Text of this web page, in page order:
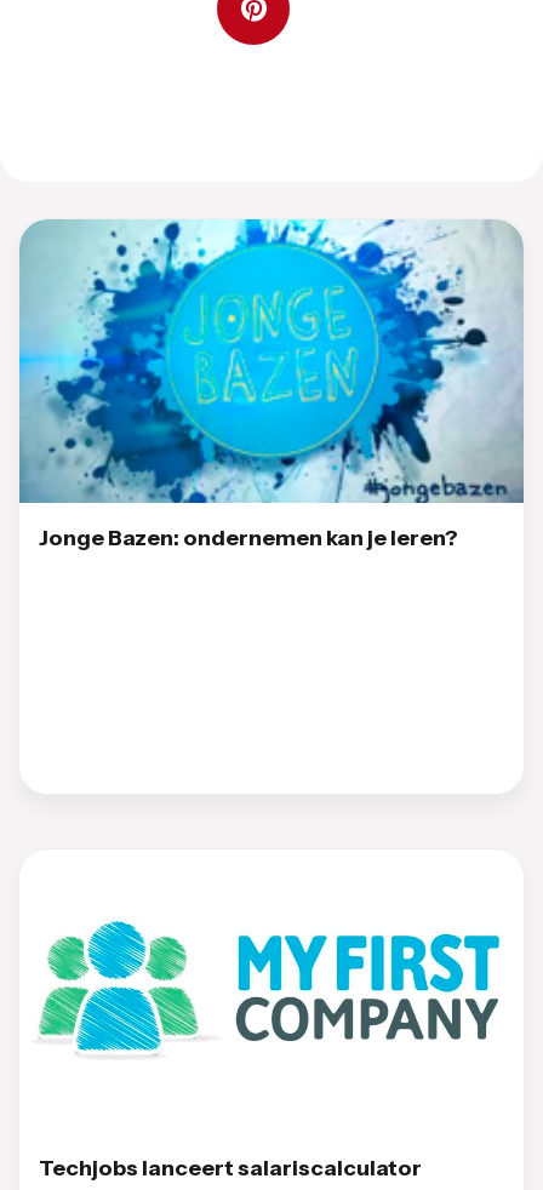
Jonge Bazen: ondernemen kan je leren?
Techjobs lanceert salariscalculator